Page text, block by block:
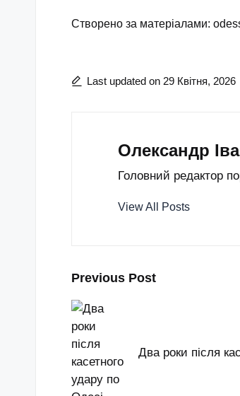
Створено за матеріалами:
Last updated on 29 Квітня, 2026
Олександр
Головний редактор
View All Posts
Post
navigation
Previous Post
Два роки після